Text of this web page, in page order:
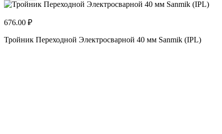
676.00 ₽
Тройник Переходной Электросварной 40 мм Sanmik (IPL)